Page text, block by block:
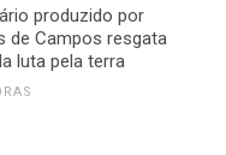
produzido por
de Campos resgata
luta pela terra